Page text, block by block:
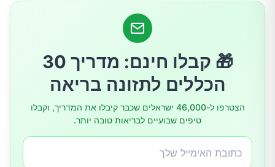
מסקנות: הקשיבו למה שהפנים שלכם מנסות לומר
🎁 קבלו חינם: מדריך 30
הכללים לתזונה בריאה
הצטרפו ל-46,000 ישראלים שכבר קיבלו את המדריך, וקבלו
טיפים שבועיים לבריאות טובה יותר.